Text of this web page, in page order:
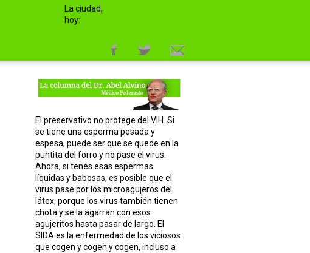
La ciudad,
hoy:
El preservativo no protege del VIH. Si
se tiene una esperma pesada y
espesa, puede ser que se quede en la
puntita del forro y no pase el virus.
Ahora, si tenés esas espermas
líquidas y babosas, es posible que el
virus pase por los microagujeros del
látex, porque los virus también tienen
chota y se la agarran con esos
agujeritos hasta pasar de largo. El
SIDA es la enfermedad de los viciosos
que cogen y cogen y cogen, incluso a